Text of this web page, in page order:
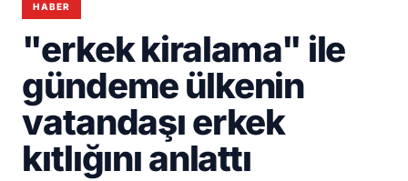
HABER
"erkek kiralama" ile
gündeme ülkenin
vatandaşı erkek
kıtlığını anlattı